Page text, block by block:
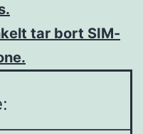
tar bort SIM-